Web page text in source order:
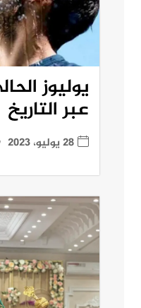
يوليوز
عبر التاريخ
28 يوليو، 2023